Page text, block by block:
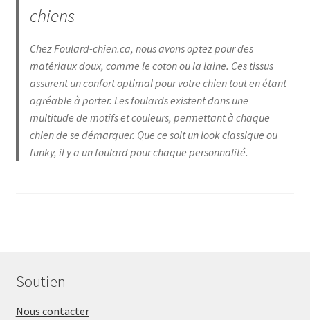
chiens
Chez Foulard-chien.ca, nous avons optez pour des
matériaux doux, comme le coton ou la laine. Ces tissus
assurent un confort optimal pour votre chien tout en étant
agréable à porter. Les foulards existent dans une
multitude de motifs et couleurs, permettant à chaque
chien de se démarquer. Que ce soit un look classique ou
funky, il y a un foulard pour chaque personnalité.
Soutien
Nous contacter